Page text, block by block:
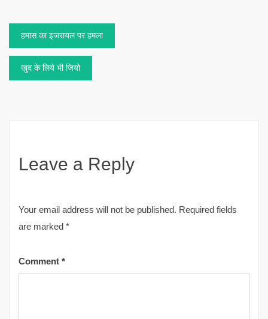
Post
navigation
हमास का इजरायल पर हमला
खुद के लिये भी जियो
Leave a Reply
Your email address will not be published. Required fields
are marked *
Comment *